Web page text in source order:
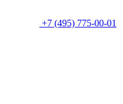
+7 (495) 775-00-01